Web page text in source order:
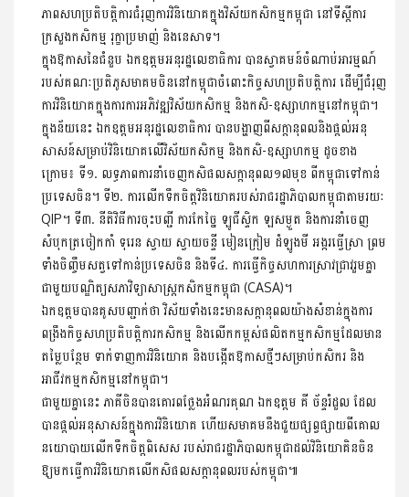
ភាពសហប្រតិបត្តិការជំរុញការវិនិយោគក្នុងវិស័យកសិកម្មកម្ពុជា នៅទីស្តីការ
ក្រសួងកសិកម្ម រុក្ខាប្រមាញ់ និងនេសាទ។
ក្នុងឱកាសនៃជំនួប ឯកឧត្តមអនុរដ្ឋលេខាធិការ បានស្វាគមន៍ចំណាប់អារម្មណ៍
របស់គណៈប្រតិភូសមាគមចិននៅកម្ពុជាចំពោះកិច្ចសហប្រតិបត្តិការ ដើម្បីជំរុញ
ការវិនិយោគក្នុងការការអភិវឌ្ឍវិស័យកសិកម្ម និងកសិ-ឧស្សាហកម្មនៅកម្ពុជា។
ក្នុងន័យនេះ ឯកឧត្តមអនុរដ្ឋលេខាធិការ បានបង្ហាញពីសក្តានុពលនិងផ្ដល់អនុ
សាសន៍សម្រាប់វិនិយោគលើវិស័យកសិកម្ម និងកសិ-ឧស្សាហកម្ម ដូចខាង
ក្រោម៖ ទី១. លទ្ធភាពការនាំចេញកសិផលសក្តានុពល១៧មុខ ពីកម្ពុជាទៅកាន់
ប្រទេសចិន។ ទី២. ការលើកទឹកចិត្តវិនិយោគរបស់រាជរដ្ឋាភិបាលកម្ពុជាតាមរយៈ
QIP។ ទី៣. នីតិវិធីការចុះបញ្ជី ការកែច្នៃ ឡូជីស្ទិក ឡសម្ងួត និងការនាំចេញ
សំបុកត្រចៀកកាំ ទុរេន ស្វាយ ស្វាយចន្ទី មៀនក្រៀម ដំឡូងមី អង្ករធ្វើស្រា ព្រម
ទាំងចិញ្ចឹមសត្វទៅកាន់ប្រទេសចិន និងទី៤. ការធ្វើកិច្ចសហការស្រាវជ្រាវរួមគ្នា
ជាមួយបណ្ឌិត្យសភាវិទ្យាសាស្ត្រកសិកម្មកម្ពុជា (CASA)។
ឯកឧត្តមបានគូសបញ្ជាក់ថា វិស័យទាំងនេះមានសក្តានុពលយ៉ាងសំខាន់ក្នុងការ
ពង្រឹងកិច្ចសហប្រតិបត្តិការកសិកម្ម និងលើកកម្ពស់ផលិតកម្មកសិកម្មដែលមាន
តម្លៃបន្ថែម ទាក់ទាញការវិនិយោគ និងបង្កើតឱកាសថ្មីៗសម្រាប់កសិករ និង
អាជីវកម្មកសិកម្មនៅកម្ពុជា។
ជាមួយគ្នានេះ ភាគីចិនបានគោរពថ្លែងអំណរគុណ ឯកឧត្តម គី ច័ន្ទរំដួល ដែល
បានផ្តល់អនុសាសន៍ក្នុងការវិនិយោគ ហើយសមាគមនឹងជួយផ្សព្វផ្សាយពីគោល
នយោបាយលើកទឹកចិត្តពិសេស របស់រាជរដ្ឋាភិបាលកម្ពុជាដល់វិនិយោគិនចិន
ឱ្យមកធ្វើការវិនិយោគលើកសិផលសក្តានុពលរបស់កម្ពុជា៕